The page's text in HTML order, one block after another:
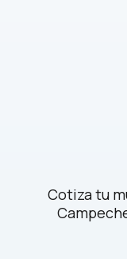
Cotiza tu